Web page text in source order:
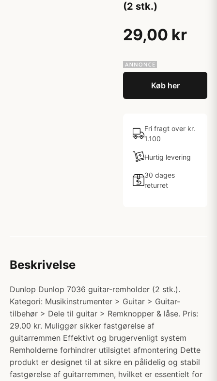
(2 stk.)
29,00 kr
Køb her
Fri fragt over kr.
1.100
Hurtig levering
30 dages
returret
Beskrivelse
Dunlop Dunlop 7036 guitar-remholder (2 stk.).
Kategori: Musikinstrumenter > Guitar > Guitar-
tilbehør > Dele til guitar > Remknopper & låse. Pris:
29.00 kr. Muliggør sikker fastgørelse af
guitarremmen Effektivt og brugervenligt system
Remholderne forhindrer utilsigtet afmontering Dette
produkt er designet til at sikre en pålidelig og stabil
fastgørelse af guitarremmen, hvilket er essentielt for